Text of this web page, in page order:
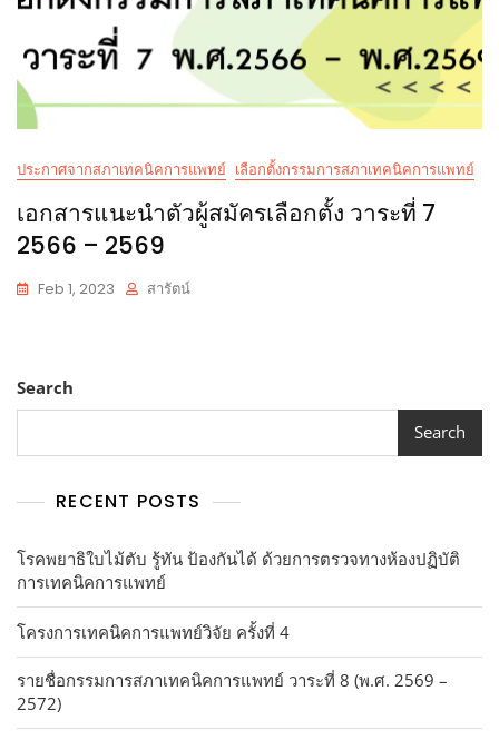
ประกาศจากสภาเทคนิคการแพทย์ เลือกตั้งกรรมการสภาเทคนิคการแพทย์
เอกสารแนะนำตัวผู้สมัครเลือกตั้ง วาระที่ 7
2566 – 2569
Feb 1, 2023 สารัตน์
Search
Search
RECENT POSTS
โรคพยาธิใบไม้ตับ รู้ทัน ป้องกันได้ ด้วยการตรวจทางห้องปฏิบัติ
การเทคนิคการแพทย์
โครงการเทคนิคการแพทย์วิจัย ครั้งที่ 4
รายชื่อกรรมการสภาเทคนิคการแพทย์ วาระที่ 8 (พ.ศ. 2569 –
2572)